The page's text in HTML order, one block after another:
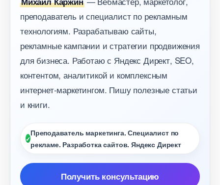
преподаватель и специалист по рекламным
технологиям. Разрабатываю сайты,
рекламные кампании и стратегии продвижения
для бизнеса. Работаю с Яндекс Директ, SEO,
контентом, аналитикой и комплексным
интернет-маркетингом. Пишу полезные статьи
и книги.
Преподаватель маркетинга. Специалист по
рекламе. Разработка сайтов. Яндекс Директ
Получить консультацию